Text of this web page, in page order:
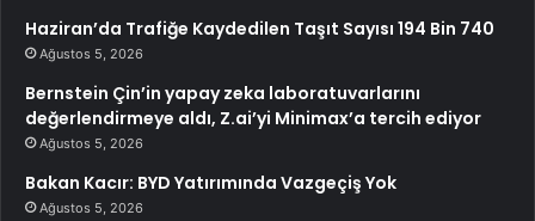
Haziran’da Trafiğe Kaydedilen Taşıt Sayısı 194 Bin 740
Ağustos 5, 2026
Bernstein Çin’in yapay zeka laboratuvarlarını
değerlendirmeye aldı, Z.ai’yi Minimax’a tercih ediyor
Ağustos 5, 2026
Bakan Kacır: BYD Yatırımında Vazgeçiş Yok
Ağustos 5, 2026